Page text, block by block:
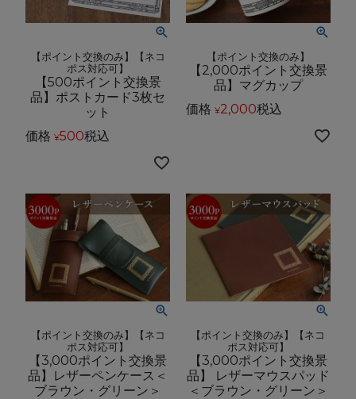
【ポイント交換のみ】【ネコ
ポス対応可】
【500ポイント交換景
品】ポストカード3枚セ
ット
価格 ¥500税込
【ポイント交換のみ】
【2,000ポイント交換景
品】マグカップ
価格 ¥2,000税込
【ポイント交換のみ】【ネコ
ポス対応可】
【3,000ポイント交換景
品】レザーペンケース＜
ブラウン・グリーン＞
【ポイント交換のみ】【ネコ
ポス対応可】
【3,000ポイント交換景
品】 レザーマウスパッド
＜ブラウン・グリーン＞